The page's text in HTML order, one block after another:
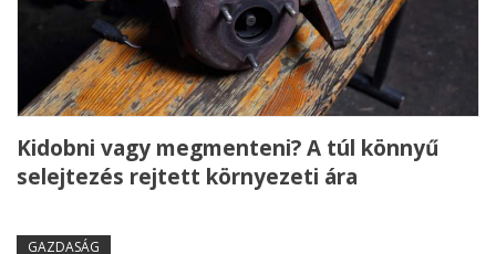
Kidobni vagy megmenteni? A túl könnyű
selejtezés rejtett környezeti ára
GAZDASÁG